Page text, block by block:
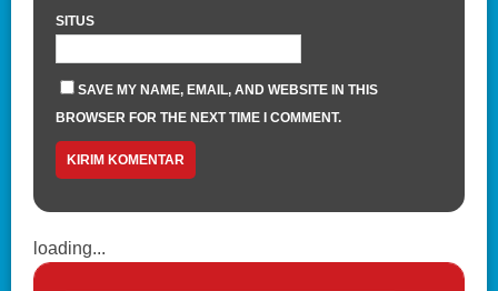
SITUS
SAVE MY NAME, EMAIL, AND WEBSITE IN THIS
BROWSER FOR THE NEXT TIME I COMMENT.
loading...